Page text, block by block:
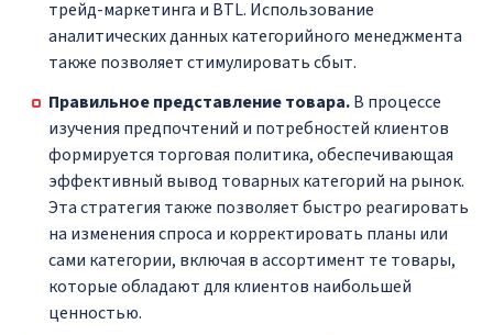
трейд-маркетинга и BTL. Использование
аналитических данных категорийного менеджмента
также позволяет стимулировать сбыт.
Правильное представление товара.В процессе
изучения предпочтений и потребностей клиентов
формируется торговая политика, обеспечивающая
эффективный вывод товарных категорий на рынок.
Эта стратегия также позволяет быстро реагировать
на изменения спроса и корректировать планы или
сами категории, включая в ассортимент те товары,
которые обладают для клиентов наибольшей
ценностью.